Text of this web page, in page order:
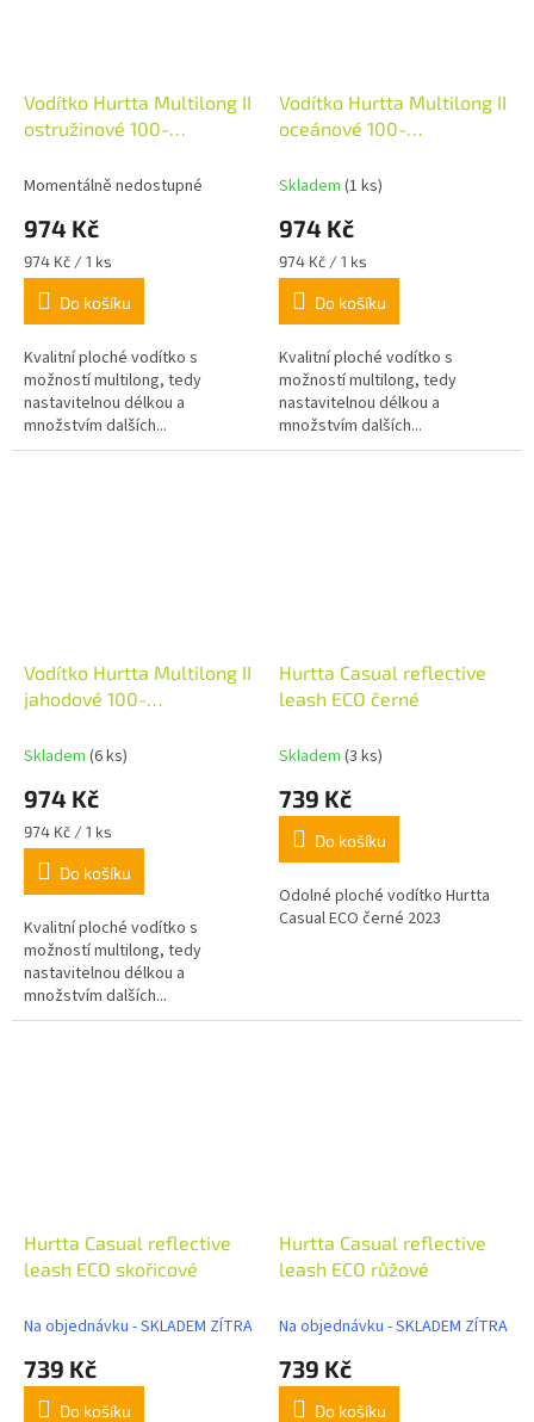
Vodítko Hurtta Multilong II
ostružinové 100-
Momentálně nedostupné
974 Kč
Měrná
cena:
974 Kč / 1 ks
Do košíku
Kvalitní ploché vodítko s
možností multilong, tedy
nastavitelnou délkou a
množstvím dalších...
Vodítko Hurtta Multilong II
oceánové 100-
Skladem (1 ks)
974 Kč
Měrná
cena:
974 Kč / 1 ks
Do košíku
Kvalitní ploché vodítko s
možností multilong, tedy
nastavitelnou délkou a
množstvím dalších...
Vodítko Hurtta Multilong II
jahodové 100-
Skladem (6 ks)
974 Kč
Měrná
cena:
974 Kč / 1 ks
Do košíku
Kvalitní ploché vodítko s
možností multilong, tedy
nastavitelnou délkou a
množstvím dalších...
Hurtta Casual reflective
leash ECO černé
Skladem (3 ks)
739 Kč
Do košíku
Odolné ploché vodítko Hurtta
Casual ECO černé 2023
Hurtta Casual reflective
leash ECO skořicové
Na objednávku - SKLADEM ZÍTRA
739 Kč
Do košíku
Hurtta Casual reflective
leash ECO růžové
Na objednávku - SKLADEM ZÍTRA
739 Kč
Do košíku